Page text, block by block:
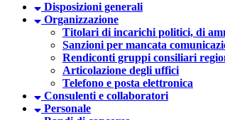
Disposizioni generali
Organizzazione
Titolari di incarichi politici, di
Sanzioni per mancata
Rendiconti gruppi consiliari
Articolazione degli uffici
Telefono e posta elettronica
Consulenti e collaboratori
Personale